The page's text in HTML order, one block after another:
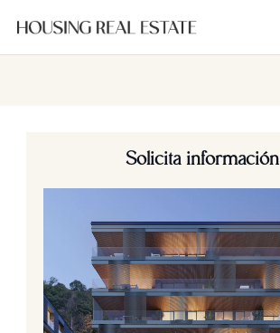
Solicita información